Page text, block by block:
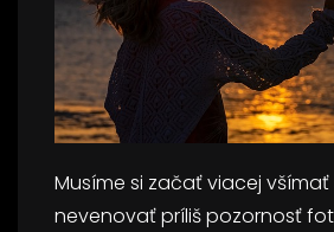
Musíme si začať viacej všímať
nevenovať príliš pozornosť